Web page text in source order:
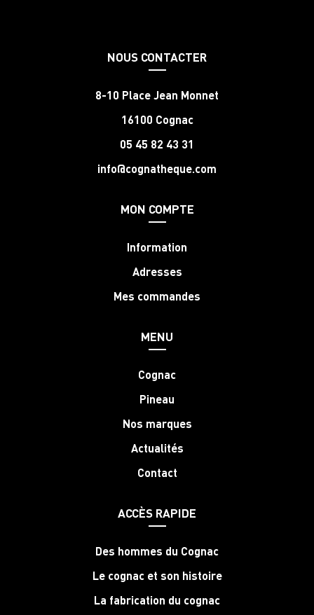
NOUS CONTACTER
8-10 Place Jean Monnet
16100 Cognac
05 45 82 43 31
info@cognatheque.com
MON COMPTE
Information
Adresses
Mes commandes
MENU
Cognac
Pineau
Nos marques
Actualités
Contact
ACCÈS RAPIDE
Des hommes du Cognac
Le cognac et son histoire
La fabrication du cognac